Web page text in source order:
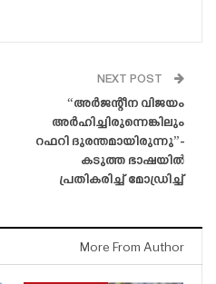
NEXT POST
“അർജന്റീന വിജയം
അർഹിച്ചിരുന്നെങ്കിലും
റഫറി ദുരന്തമായിരുന്നു”-
കടുത്ത ഭാഷയിൽ
പ്രതികരിച്ച് മോഡ്രിച്ച്
More From Author